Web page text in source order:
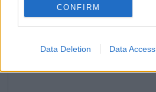
CONFIRM
Data Deletion Data Access